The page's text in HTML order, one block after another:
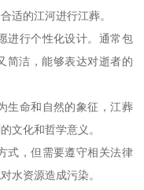
适的江河进行江葬。
进行个性化设计。通常包
简洁，能够表达对逝者的
生命和自然的象征，江葬
文化和哲学意义。
式，但需要遵守相关法律
水资源造成污染。